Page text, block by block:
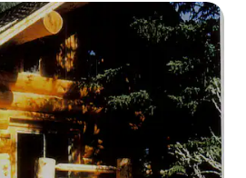
です。